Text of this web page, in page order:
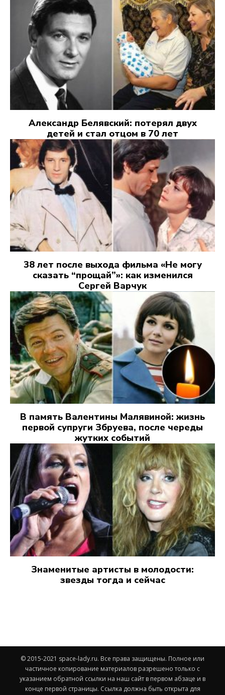
Александр Белявский: потерял двух
детей и стал отцом в 70 лет
38 лет после выхода фильма «Не могу
сказать “прощай”»: как изменился
Сергей Варчук
В память Валентины Малявиной: жизнь
первой супруги Збруева, после череды
жутких событий
Знаменитые артисты в молодости:
звезды тогда и сейчас
© 2015-2021 space-lady.ru. Все права защищены. Полное или
частичное копирование материалов разрешено только с
указанием обратной ссылки на наш сайт в первом абзаце и в
конце первой страницы. Ссылка должна быть открыта для